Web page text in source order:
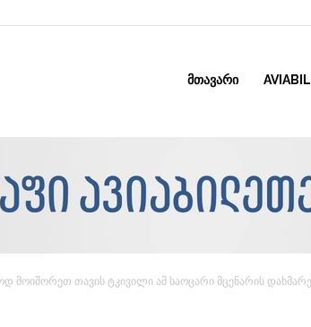
ᲛᲗᲐᲕᲐᲠᲘ
მოიშორეთ თავის ტკივილი ამ საოცარი მცენარის